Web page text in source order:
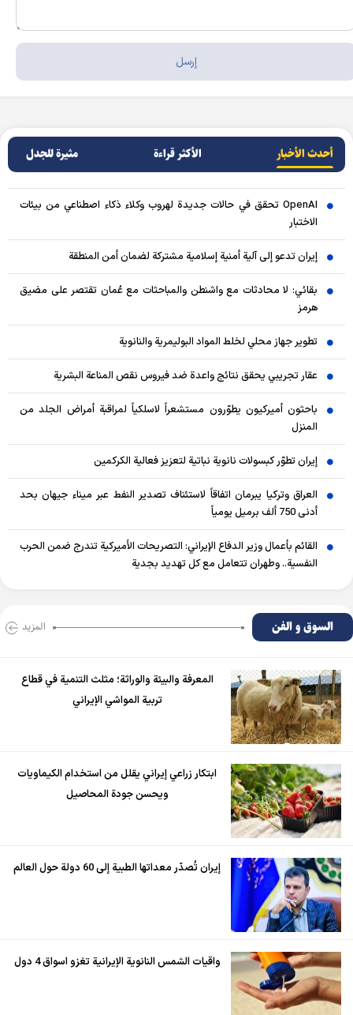
أحدث الأخبار الأکثر قراءة مثيرة للجدل
OpenAI تحقق في حالات جديدة لهروب وكلاء ذكاء اصطناعي من بيئات
الاختبار
إيران تدعو إلى آلية أمنية إسلامية مشتركة لضمان أمن المنطقة
بقائي: لا محادثات مع واشنطن والمباحثات مع عُمان تقتصر على مضيق
هرمز
تطوير جهاز محلي لخلط المواد البوليمرية والنانوية
عقار تجريبي يحقق نتائج واعدة ضد فيروس نقص المناعة البشرية
باحثون أميركيون يطوّرون مستشعراً لاسلكياً لمراقبة أمراض الجلد من
المنزل
إيران تطوّر كبسولات نانوية نباتية لتعزيز فعالية الكركمين
العراق وتركيا يبرمان اتفاقاً لاستئناف تصدير النفط عبر ميناء جيهان بحد
أدنى 750 ألف برميل يومياً
القائم بأعمال وزير الدفاع الإيراني: التصريحات الأميركية تندرج ضمن الحرب
النفسية.. وطهران تتعامل مع كل تهديد بجدية
السوق و الفن المزید
المعرفة والبيئة والوراثة؛ مثلث التنمية في قطاع
تربية المواشي الإيراني
ابتكار زراعي إيراني يقلل من استخدام الكيماويات
ويحسن جودة المحاصيل
إيران تُصدّر معداتها الطبية إلى 60 دولة حول العالم
واقيات الشمس النانوية الإيرانية تغزو اسواق 4 دول